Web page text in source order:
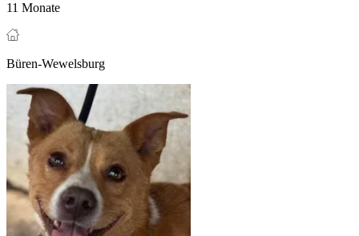
11 Monate
Büren-Wewelsburg